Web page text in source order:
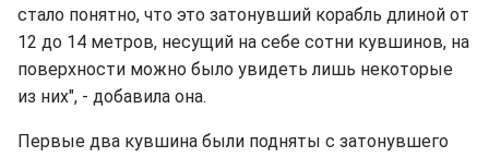
стало понятно, что это затонувший корабль длиной от
12 до 14 метров, несущий на себе сотни кувшинов, на
поверхности можно было увидеть лишь некоторые
из них", - добавила она.
Первые два кувшина были подняты с затонувшего